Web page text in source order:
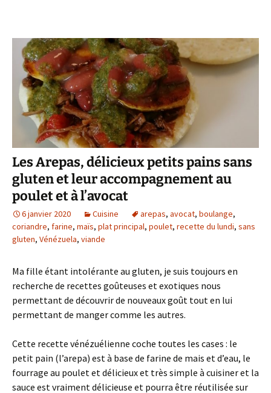
Les Arepas, délicieux petits pains sans
gluten et leur accompagnement au
poulet et à l’avocat
6 janvier 2020 Cuisine arepas, avocat, boulange,
coriandre, farine, maïs, plat principal, poulet, recette du lundi, sans
gluten, Vénézuela, viande
Ma fille étant intolérante au gluten, je suis toujours en
recherche de recettes goûteuses et exotiques nous
permettant de découvrir de nouveaux goût tout en lui
permettant de manger comme les autres.
Cette recette vénézuélienne coche toutes les cases : le
petit pain (l’arepa) est à base de farine de mais et d’eau, le
fourrage au poulet et délicieux et très simple à cuisiner et la
sauce est vraiment délicieuse et pourra être réutilisée sur